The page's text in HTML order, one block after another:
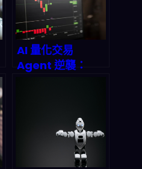
AI 量化交易
Agent 逆襲：